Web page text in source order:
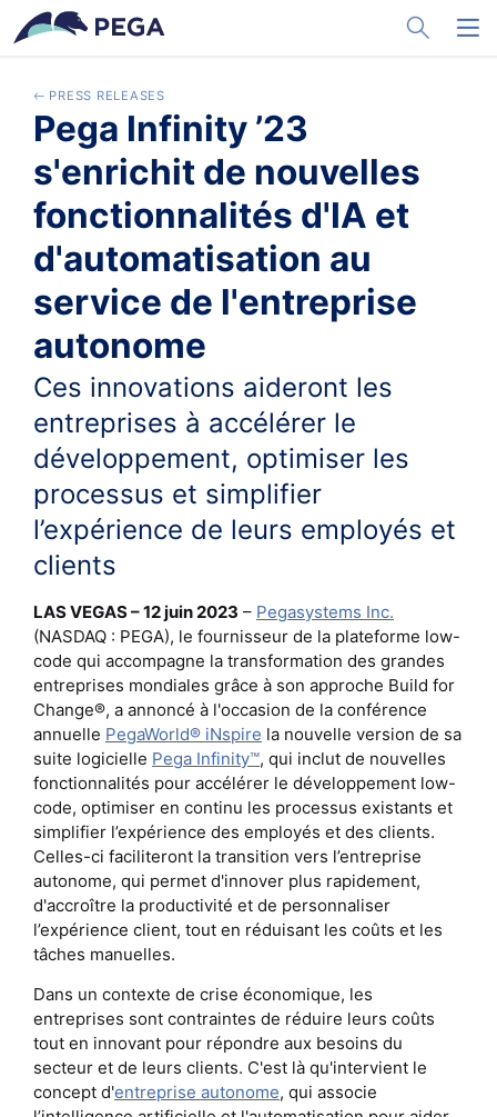
メインコンテンツに飛ぶ
Toggle
PRESS RELEASES
Pega Infinity ’23
s'enrichit de nouvelles
fonctionnalités d'IA et
d'automatisation au
service de l'entreprise
autonome
Ces innovations aideront les
entreprises à accélérer le
développement, optimiser les
processus et simplifier
l’expérience de leurs employés et
clients
LAS VEGAS – 12 juin 2023 – Pegasystems Inc.
(NASDAQ : PEGA), le fournisseur de la plateforme low-
code qui accompagne la transformation des grandes
entreprises mondiales grâce à son approche Build for
Change®, a annoncé à l'occasion de la conférence
annuelle PegaWorld® iNspire la nouvelle version de sa
suite logicielle Pega Infinity™, qui inclut de nouvelles
fonctionnalités pour accélérer le développement low-
code, optimiser en continu les processus existants et
simplifier l’expérience des employés et des clients.
Celles-ci faciliteront la transition vers l’entreprise
autonome, qui permet d'innover plus rapidement,
d'accroître la productivité et de personnaliser
l’expérience client, tout en réduisant les coûts et les
tâches manuelles.
Dans un contexte de crise économique, les
entreprises sont contraintes de réduire leurs coûts
tout en innovant pour répondre aux besoins du
secteur et de leurs clients. C'est là qu'intervient le
concept d'entreprise autonome, qui associe